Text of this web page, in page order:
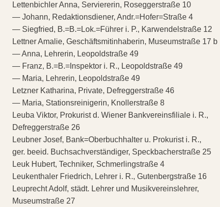
Lettenbichler Anna, Serviererin, Roseggerstraße 10
— Johann, Redaktionsdiener, Andr.=Hofer=Straße 4
— Siegfried, B.=B.=Lok.=Führer i. P., Karwendelstraße 12
Lettner Amalie, Geschäftsmitinhaberin, Museumstraße 17 b
— Anna, Lehrerin, Leopoldstraße 49
— Franz, B.=B.=Inspektor i. R., Leopoldstraße 49
— Maria, Lehrerin, Leopoldstraße 49
Letzner Katharina, Private, Defreggerstraße 46
— Maria, Stationsreinigerin, Knollerstraße 8
Leuba Viktor, Prokurist d. Wiener Bankvereinsfiliale i. R.,
Defreggerstraße 26
Leubner Josef, Bank=Oberbuchhalter u. Prokurist i. R.,
ger. beeid. Buchsachverständiger, Speckbacherstraße 25
Leuk Hubert, Techniker, Schmerlingstraße 4
Leukenthaler Friedrich, Lehrer i. R., Gutenbergstraße 16
Leuprecht Adolf, städt. Lehrer und Musikvereinslehrer,
Museumstraße 27